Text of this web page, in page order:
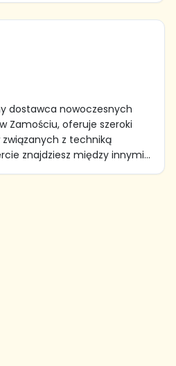
dostawca nowoczesnych
Zamościu, oferuje szeroki
z techniką
znajdziesz między innymi...